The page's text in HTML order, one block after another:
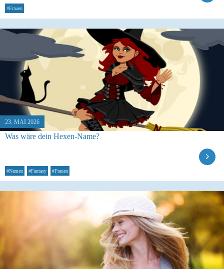
#Frauen
23. MAI 2026
Was wäre dein Hexen-Name?
#Namen #Fantasy #Frauen